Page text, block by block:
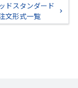
ドスタンダード
文形式一覧